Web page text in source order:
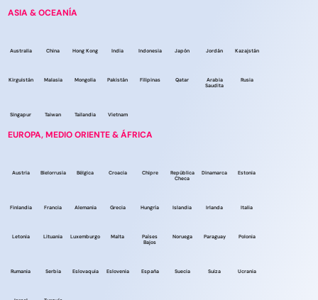
ASIA & OCEANÍA
Australia China Hong Kong India Indonesia Japón Jordán Kazajstán
Kirguistán Malasia Mongolia Pakistán Filipinas Qatar
Arabia
Saudita
Rusia
Singapur Taiwan Tailandia Vietnam
EUROPA, MEDIO ORIENTE & ÁFRICA
Austria Bielorrusia Bélgica Croacia Chipre
República
Checa
Dinamarca Estonia
Finlandia Francia Alemania Grecia Hungría Islandia Irlanda Italia
Letonia Lituania Luxemburgo Malta
Países
Bajos
Noruega Paraguay Polonia
Rumania Serbia Eslovaquia Eslovenia España Suecia Suiza Ucrania